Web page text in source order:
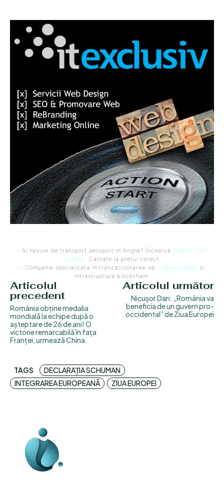
- Ai nevoie de transport aeroport in Anglia? Încearcă Airport Taxi
London. Calitate la prețul corect.
- Companie specializata in tranzactionarea de Criptomonede si
infrastructura blockchain.
Articolul
precedent
România obține medalia
mondială la echipe după o
așteptare de 26 de ani! O
victorie remarcabilă în fața
Franței, urmează China.
Articolul următor
Nicușor Dan: „România va
beneficia de un guvern pro-
occidental” de Ziua Europei
TAGS
DECLARAȚIA SCHUMAN
INTEGRAREA EUROPEANĂ
ZIUA EUROPEI